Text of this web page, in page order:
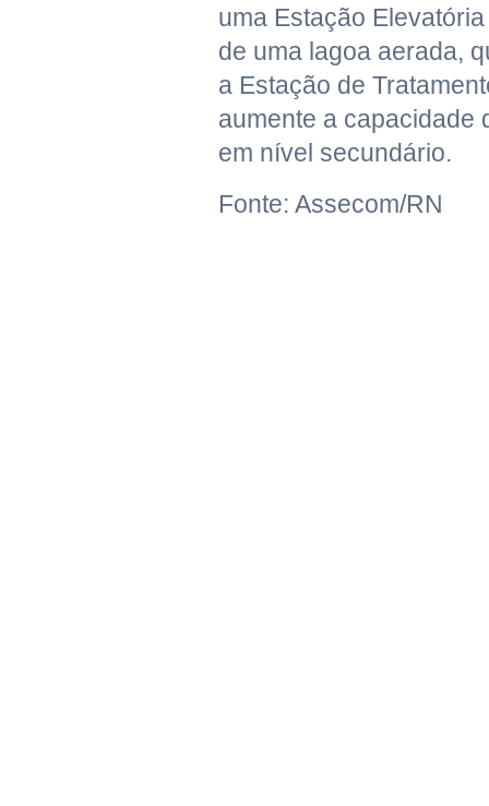
uma Estação
de uma lagoa aerada,
a Estação de
aumente a capacidade
em nível secundário.
Fonte: Assecom/RN